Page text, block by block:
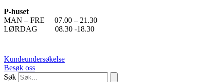
P-huset
MAN – FRE 07.00 – 21.30
LØRDAG 08.30 -18.30
Kundeundersøkelse
Besøk oss
Søk